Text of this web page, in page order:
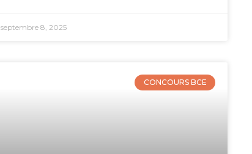
septembre 8, 2025
CONCOURS BCE